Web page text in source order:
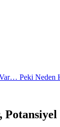
Var… Peki Neden